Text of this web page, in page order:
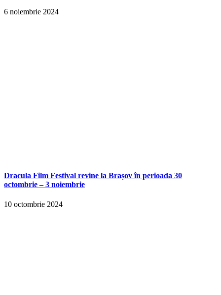
6 noiembrie 2024
Dracula Film Festival revine la Brașov în perioada 30
octombrie – 3 noiembrie
10 octombrie 2024